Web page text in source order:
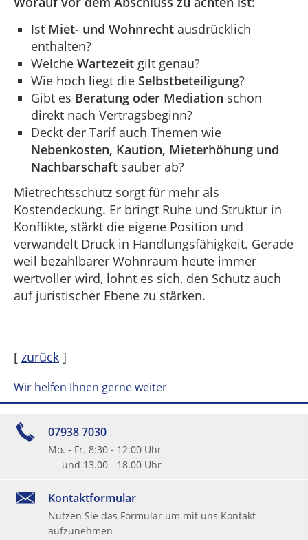
Ist Miet- und Wohnrecht ausdrücklich
enthalten?
Welche Wartezeit gilt genau?
Wie hoch liegt die Selbstbeteiligung?
Gibt es Beratung oder Mediation schon
direkt nach Vertragsbeginn?
Deckt der Tarif auch Themen wie
Nebenkosten, Kaution, Mieterhöhung und
Nachbarschaft sauber ab?
Mietrechtsschutz sorgt für mehr als
Kostendeckung. Er bringt Ruhe und Struktur in
Konflikte, stärkt die eigene Position und
verwandelt Druck in Handlungsfähigkeit. Gerade
weil bezahlbarer Wohnraum heute immer
wertvoller wird, lohnt es sich, den Schutz auch
auf juristischer Ebene zu stärken.
[ zurück ]
Wir helfen Ihnen gerne weiter
07938 7030
Mo. - Fr. 8:30 - 12:00 Uhr
und 13.00 - 18.00 Uhr
Kontaktformular
Nutzen Sie das Formular um mit uns Kontakt
aufzunehmen